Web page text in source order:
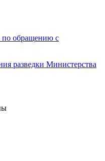
по обращению с
разведки Министерства